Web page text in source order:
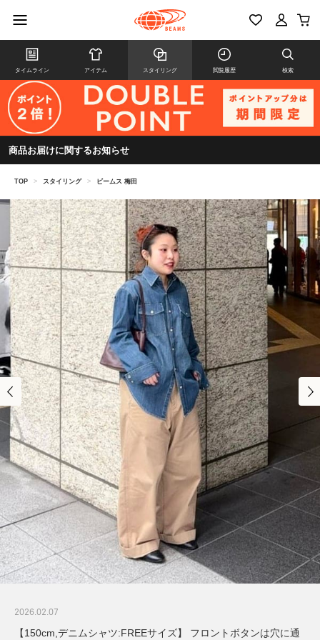
タイムライン アイテム スタイリング 閲覧履歴 検索
商品お届けに関するお知らせ
TOP > スタイリング > ビームス 梅田
2026.02.07
【150cm,デニムシャツ:FREEサイズ】 フロントボタンは穴に通